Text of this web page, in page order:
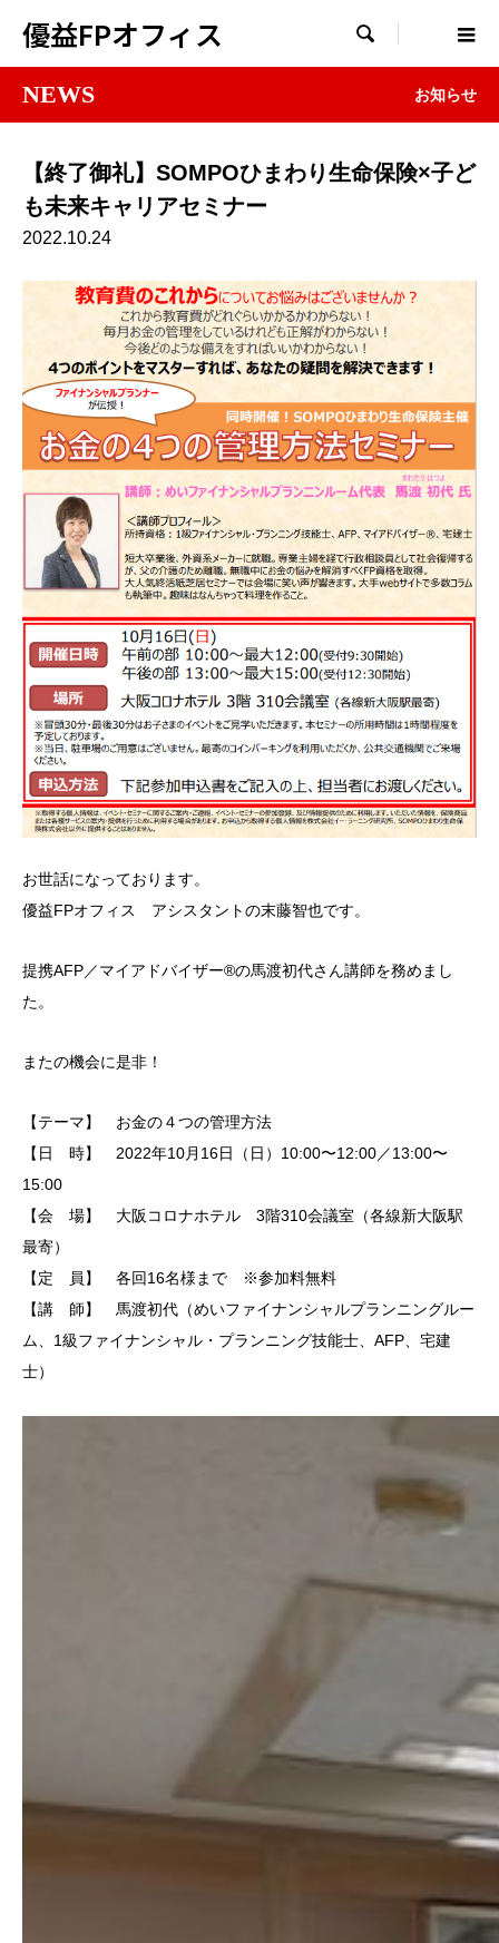
優益FPオフィス 
NEWS お知らせ
【終了御礼】SOMPOひまわり生命保険×子ど
も未来キャリアセミナー
2022.10.24
お世話になっております。
優益FPオフィス アシスタントの末藤智也です。
提携AFP／マイアドバイザー®の馬渡初代さん講師を務めまし
た。
またの機会に是非！
【テーマ】 お金の４つの管理方法
【日 時】 2022年10月16日（日）10:00〜12:00／13:00〜
15:00
【会 場】 大阪コロナホテル 3階310会議室（各線新大阪駅
最寄）
【定 員】 各回16名様まで ※参加料無料
【講 師】 馬渡初代（めいファイナンシャルプランニングルー
ム、1級ファイナンシャル・プランニング技能士、AFP、宅建
士）